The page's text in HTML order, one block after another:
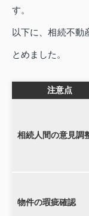
す。
以下に、相続不動
とめました。
注意点
相続人間の意見調
物件の瑕疵確認